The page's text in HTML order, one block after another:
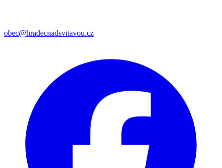
obec@hradecnadsvitavou.cz